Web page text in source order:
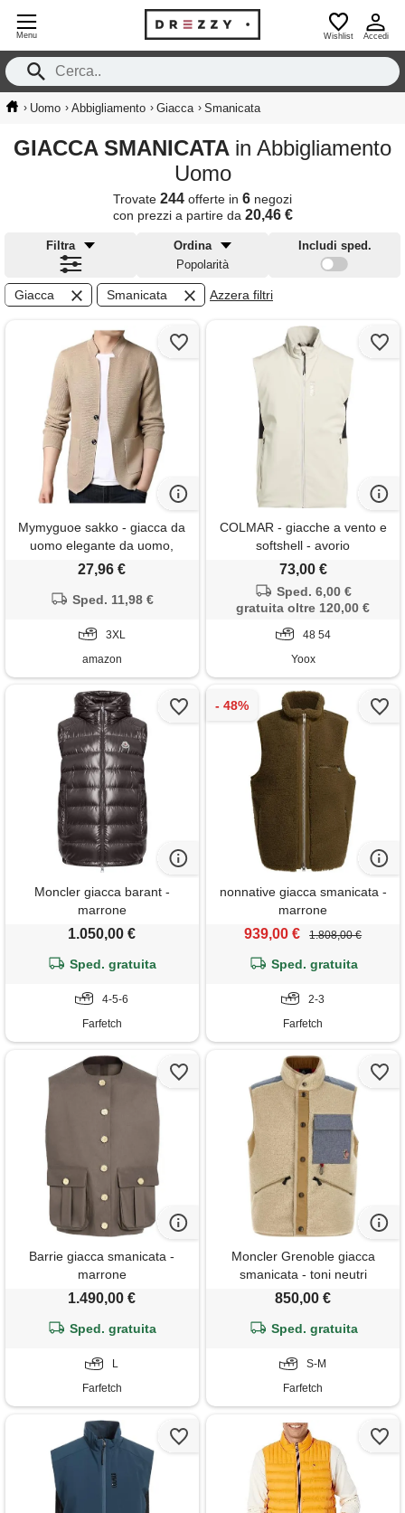
Menu Wishlist Accedi
› Uomo › Abbigliamento › Giacca › Smanicata
GIACCA SMANICATA in Abbigliamento
Uomo
Trovate 244 offerte in 6 negozi
con prezzi a partire da 20,46 €
Filtra
Ordina
Popolarità
Includi sped.
Giacca Smanicata Azzera filtri
Mymyguoe sakko - giacca da
uomo elegante da uomo,
estiva, per il lavoro, per lo
sportiva, tinta unita, leggera,
cachi, xxxl
27,96 €
Sped. 11,98 €
3XL
amazon
COLMAR - giacche a vento e
softshell - avorio
73,00 €
Sped. 6,00 €
gratuita oltre 120,00 €
48 54
Yoox
Moncler giacca barant -
marrone
1.050,00 €
Sped. gratuita
4-5-6
Farfetch
nonnative giacca smanicata -
marrone
939,00 € 1.808,00 €
Sped. gratuita
2-3
Farfetch
Barrie giacca smanicata -
marrone
1.490,00 €
Sped. gratuita
L
Farfetch
Moncler Grenoble giacca
smanicata - toni neutri
850,00 €
Sped. gratuita
S-M
Farfetch